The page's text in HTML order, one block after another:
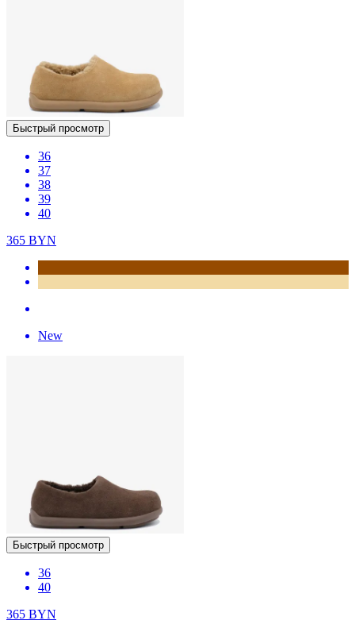
Быстрый просмотр
36
37
38
39
40
365 BYN
New
Быстрый просмотр
36
40
365 BYN